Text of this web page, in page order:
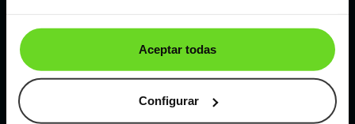
Aceptar todas
Configurar
Coches de segunda mano y ocasión por
localización
Coches de segunda mano y ocasiónALBACETE